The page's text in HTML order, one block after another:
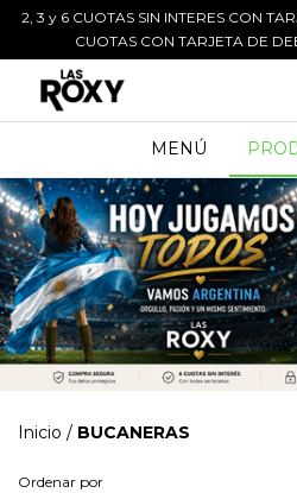
2, 3 y 6 CUOTAS SIN INTERES CON
CUOTAS CON TARJETA DE
MENÚ
Inicio / BUCANERAS
Ordenar por